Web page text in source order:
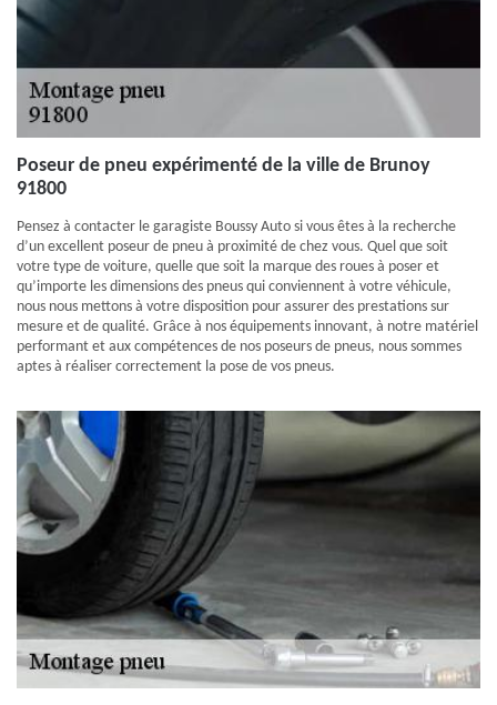
Poseur de pneu expérimenté de la ville de Brunoy
91800
Pensez à contacter le garagiste Boussy Auto si vous êtes à la recherche
d’un excellent poseur de pneu à proximité de chez vous. Quel que soit
votre type de voiture, quelle que soit la marque des roues à poser et
qu’importe les dimensions des pneus qui conviennent à votre véhicule,
nous nous mettons à votre disposition pour assurer des prestations sur
mesure et de qualité. Grâce à nos équipements innovant, à notre matériel
performant et aux compétences de nos poseurs de pneus, nous sommes
aptes à réaliser correctement la pose de vos pneus.